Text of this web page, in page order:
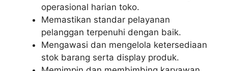
operasional harian toko.
Memastikan standar pelayanan
pelanggan terpenuhi dengan baik.
Mengawasi dan mengelola ketersediaan
stok barang serta display produk.